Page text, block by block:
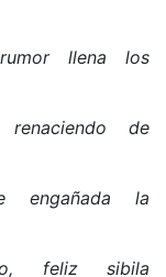
llena los
de
engañada la
feliz sibila